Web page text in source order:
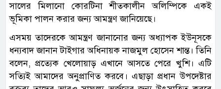
সালের মিলানো কোরটিনা শীতকালীন অলিম্পিকে একই
ভূমিকা পালন করার জন্য আমন্ত্রণ জানিয়েছে।
এসময় তাদেরকে আমন্ত্রণ জানানোর জন্য অধ্যাপক ইউনূসকে
ধন্যবাদ জানান টাইগার অধিনায়ক নাজমুল হোসেন শান্ত। তিনি
বলেন, প্রত্যেক খেলোয়াড় এখানে আসতে পেরে খুশি। এটি
সত্যিই আমাদের অনুপ্রাণিত করবে। এছাড়া প্রধান উপদেষ্টার